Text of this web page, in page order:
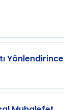
Yönlendirince